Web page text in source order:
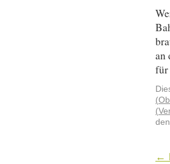
an
für
den
←